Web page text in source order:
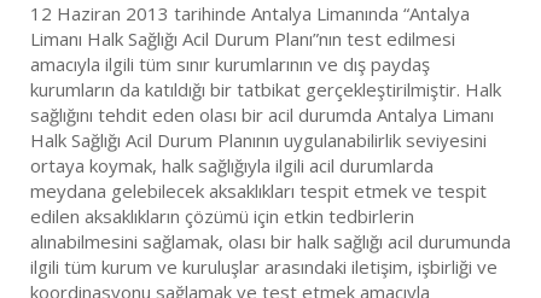
12 Haziran 2013 tarihinde Antalya Limanında “Antalya
Limanı Halk Sağlığı Acil Durum Planı”nın test edilmesi
amacıyla ilgili tüm sınır kurumlarının ve dış paydaş
kurumların da katıldığı bir tatbikat gerçekleştirilmiştir. Halk
sağlığını tehdit eden olası bir acil durumda Antalya Limanı
Halk Sağlığı Acil Durum Planının uygulanabilirlik seviyesini
ortaya koymak, halk sağlığıyla ilgili acil durumlarda
meydana gelebilecek aksaklıkları tespit etmek ve tespit
edilen aksaklıkların çözümü için etkin tedbirlerin
alınabilmesini sağlamak, olası bir halk sağlığı acil durumunda
ilgili tüm kurum ve kuruluşlar arasındaki iletişim, işbirliği ve
koordinasyonu sağlamak ve test etmek amacıyla